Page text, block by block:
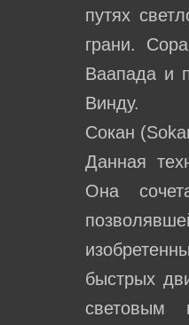
путях
грани.
Ваапада и
Винду.
Сокан
Данная
Она
быстрых
световым